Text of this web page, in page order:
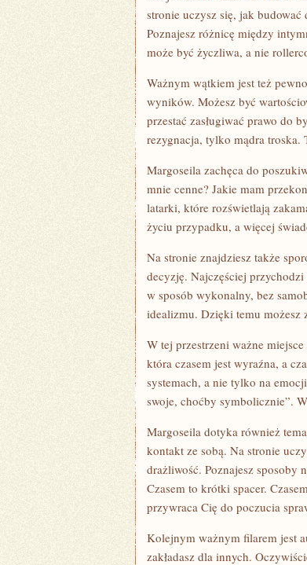
stronie uczysz się, jak budować
Poznajesz różnicę między
może być życzliwa, a nie
Ważnym wątkiem jest też
wyników. Możesz być
przestać zasługiwać prawo do
rezygnacja, tylko mądra troska.
Margoseila zachęca do
mnie cenne? Jakie mam
latarki, które rozświetlają
życiu przypadku, a więcej
Na stronie znajdziesz także
decyzję. Najczęściej
w sposób wykonalny, bez
idealizmu. Dzięki temu możesz
W tej przestrzeni ważne
która czasem jest wyraźna, a
systemach, a nie tylko na
swoje, choćby symbolicznie”.
Margoseila dotyka również
kontakt ze sobą. Na stronie
drażliwość. Poznajesz sposoby
Czasem to krótki spacer.
przywraca Cię do poczucia
Kolejnym ważnym filarem jest
zakładasz dla innych.